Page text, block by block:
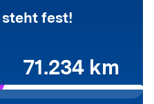
steht fest!
71.234 km